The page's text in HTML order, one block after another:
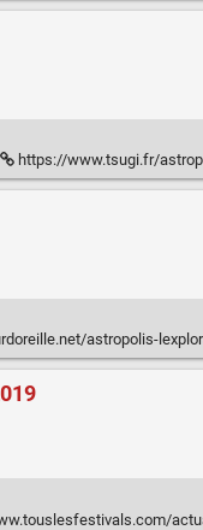
https://www.tsugi.fr/
astropolis-
actualites/ho99o9-sven-vaeth-